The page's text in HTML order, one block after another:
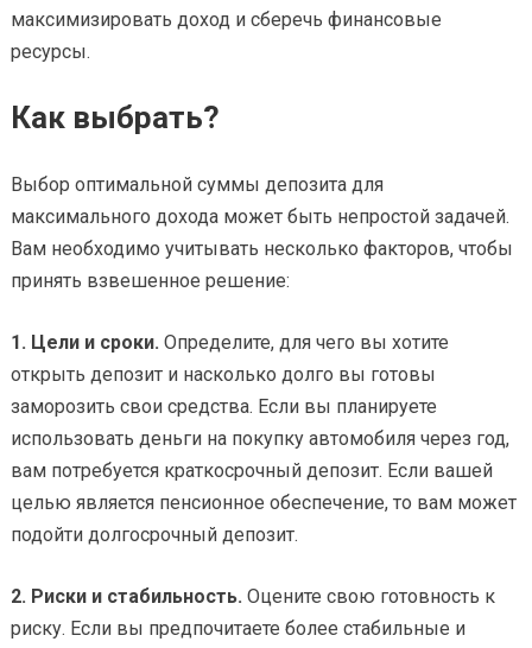
максимизировать доход и сберечь финансовые
ресурсы.
Как выбрать?
Выбор оптимальной суммы депозита для
максимального дохода может быть непростой задачей.
Вам необходимо учитывать несколько факторов, чтобы
принять взвешенное решение:
1. Цели и сроки. Определите, для чего вы хотите
открыть депозит и насколько долго вы готовы
заморозить свои средства. Если вы планируете
использовать деньги на покупку автомобиля через год,
вам потребуется краткосрочный депозит. Если вашей
целью является пенсионное обеспечение, то вам может
подойти долгосрочный депозит.
2. Риски и стабильность. Оцените свою готовность к
риску. Если вы предпочитаете более стабильные и